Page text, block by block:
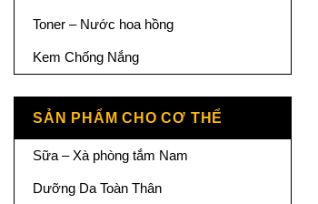
Toner – Nước hoa hồng
Kem Chống Nắng
SẢN PHẨM CHO CƠ THỂ
Sữa – Xà phòng tắm Nam
Dưỡng Da Toàn Thân